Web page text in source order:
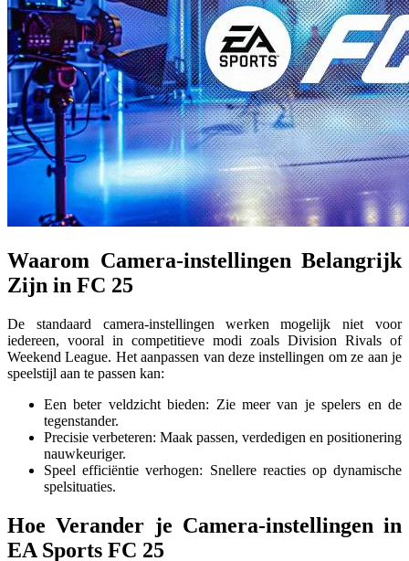
Waarom Camera-instellingen Belangrijk
Zijn in FC 25
De standaard camera-instellingen werken mogelijk niet voor
iedereen, vooral in competitieve modi zoals Division Rivals of
Weekend League. Het aanpassen van deze instellingen om ze aan je
speelstijl aan te passen kan:
Een beter veldzicht bieden: Zie meer van je spelers en de
tegenstander.
Precisie verbeteren: Maak passen, verdedigen en positionering
nauwkeuriger.
Speel efficiëntie verhogen: Snellere reacties op dynamische
spelsituaties.
Hoe Verander je Camera-instellingen in
EA Sports FC 25